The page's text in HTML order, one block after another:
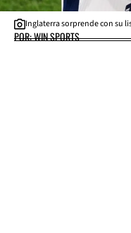
Inglaterra sorprende con su
POR: WIN SPORTS